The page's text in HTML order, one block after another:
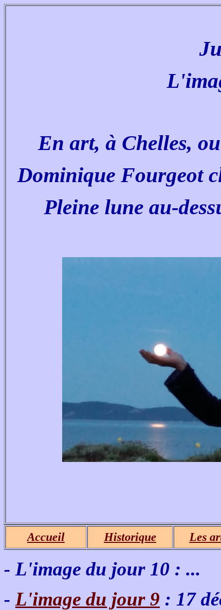
En art, à Chelles,
Dominique Fourgeot
Pleine lune au-
Accueil Historique Les
- L'image du jour 10 : ...
- L'image du jour 9 : 17